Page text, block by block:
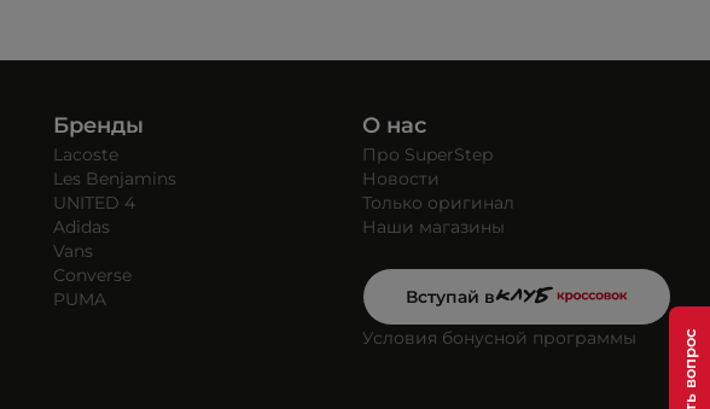
Бренды
Lacoste
Les Benjamins
UNITED 4
Adidas
Vans
Converse
PUMA
О нас
Про SuperStep
Новости
Только оригинал
Наши магазины
Вступай в
Условия бонусной программы